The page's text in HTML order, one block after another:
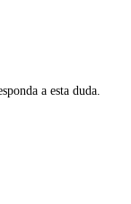
a esta duda.